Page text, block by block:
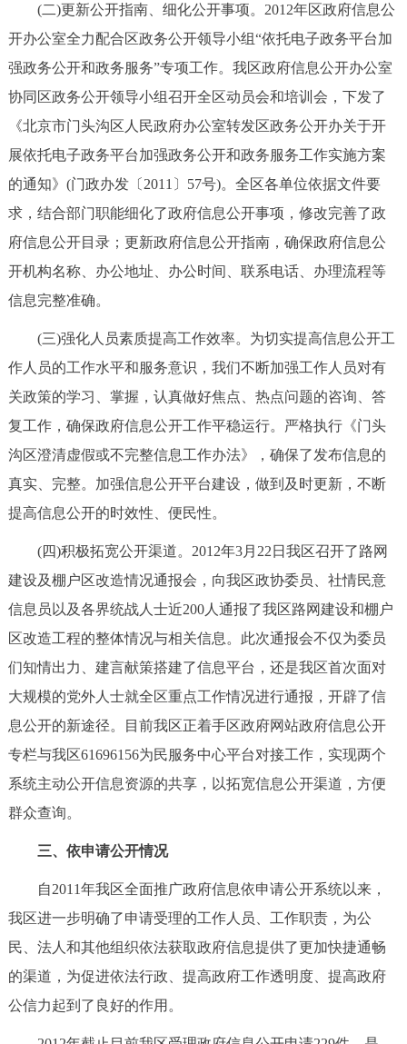
(二)更新公开指南、细化公开事项。2012年区政府信息公
开办公室全力配合区政务公开领导小组“依托电子政务平台加
强政务公开和政务服务”专项工作。我区政府信息公开办公室
协同区政务公开领导小组召开全区动员会和培训会，下发了
《北京市门头沟区人民政府办公室转发区政务公开办关于开
展依托电子政务平台加强政务公开和政务服务工作实施方案
的通知》(门政办发〔2011〕57号)。全区各单位依据文件要
求，结合部门职能细化了政府信息公开事项，修改完善了政
府信息公开目录；更新政府信息公开指南，确保政府信息公
开机构名称、办公地址、办公时间、联系电话、办理流程等
信息完整准确。
(三)强化人员素质提高工作效率。为切实提高信息公开工
作人员的工作水平和服务意识，我们不断加强工作人员对有
关政策的学习、掌握，认真做好焦点、热点问题的咨询、答
复工作，确保政府信息公开工作平稳运行。严格执行《门头
沟区澄清虚假或不完整信息工作办法》，确保了发布信息的
真实、完整。加强信息公开平台建设，做到及时更新，不断
提高信息公开的时效性、便民性。
(四)积极拓宽公开渠道。2012年3月22日我区召开了路网
建设及棚户区改造情况通报会，向我区政协委员、社情民意
信息员以及各界统战人士近200人通报了我区路网建设和棚户
区改造工程的整体情况与相关信息。此次通报会不仅为委员
们知情出力、建言献策搭建了信息平台，还是我区首次面对
大规模的党外人士就全区重点工作情况进行通报，开辟了信
息公开的新途径。目前我区正着手区政府网站政府信息公开
专栏与我区61696156为民服务中心平台对接工作，实现两个
系统主动公开信息资源的共享，以拓宽信息公开渠道，方便
群众查询。
三、依申请公开情况
自2011年我区全面推广政府信息依申请公开系统以来，
我区进一步明确了申请受理的工作人员、工作职责，为公
民、法人和其他组织依法获取政府信息提供了更加快捷通畅
的渠道，为促进依法行政、提高政府工作透明度、提高政府
公信力起到了良好的作用。